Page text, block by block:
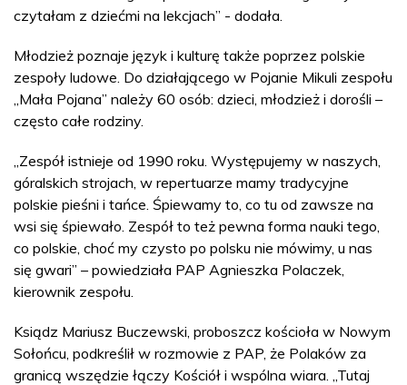
czytałam z dziećmi na lekcjach” - dodała.
Młodzież poznaje język i kulturę także poprzez polskie
zespoły ludowe. Do działającego w Pojanie Mikuli zespołu
„Mała Pojana” należy 60 osób: dzieci, młodzież i dorośli –
często całe rodziny.
„Zespół istnieje od 1990 roku. Występujemy w naszych,
góralskich strojach, w repertuarze mamy tradycyjne
polskie pieśni i tańce. Śpiewamy to, co tu od zawsze na
wsi się śpiewało. Zespół to też pewna forma nauki tego,
co polskie, choć my czysto po polsku nie mówimy, u nas
się gwari” – powiedziała PAP Agnieszka Polaczek,
kierownik zespołu.
Ksiądz Mariusz Buczewski, proboszcz kościoła w Nowym
Sołońcu, podkreślił w rozmowie z PAP, że Polaków za
granicą wszędzie łączy Kościół i wspólna wiara. „Tutaj